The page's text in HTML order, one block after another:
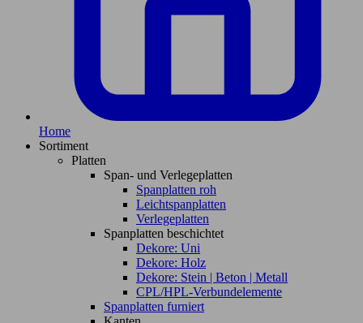
Home
Sortiment
Platten
Span- und Verlegeplatten
Spanplatten roh
Leichtspanplatten
Verlegeplatten
Spanplatten beschichtet
Dekore: Uni
Dekore: Holz
Dekore: Stein | Beton | Metall
CPL/HPL-Verbundelemente
Spanplatten furniert